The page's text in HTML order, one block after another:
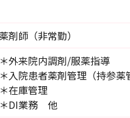
薬剤師（非常勤）
＊外来院内調剤/服薬指導
＊入院患者薬剤管理（持参
＊在庫管理
＊DI業務 他